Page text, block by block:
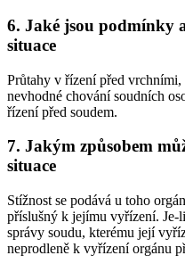
6. Jaké jsou podmínky
situace
Průtahy v řízení před
nevhodné chování soudních
řízení před soudem.
7. Jakým způsobem
situace
Stížnost se podává u toho
příslušný k jejímu vyřízení. Je-
správy soudu, kterému její
neprodleně k vyřízení orgánu